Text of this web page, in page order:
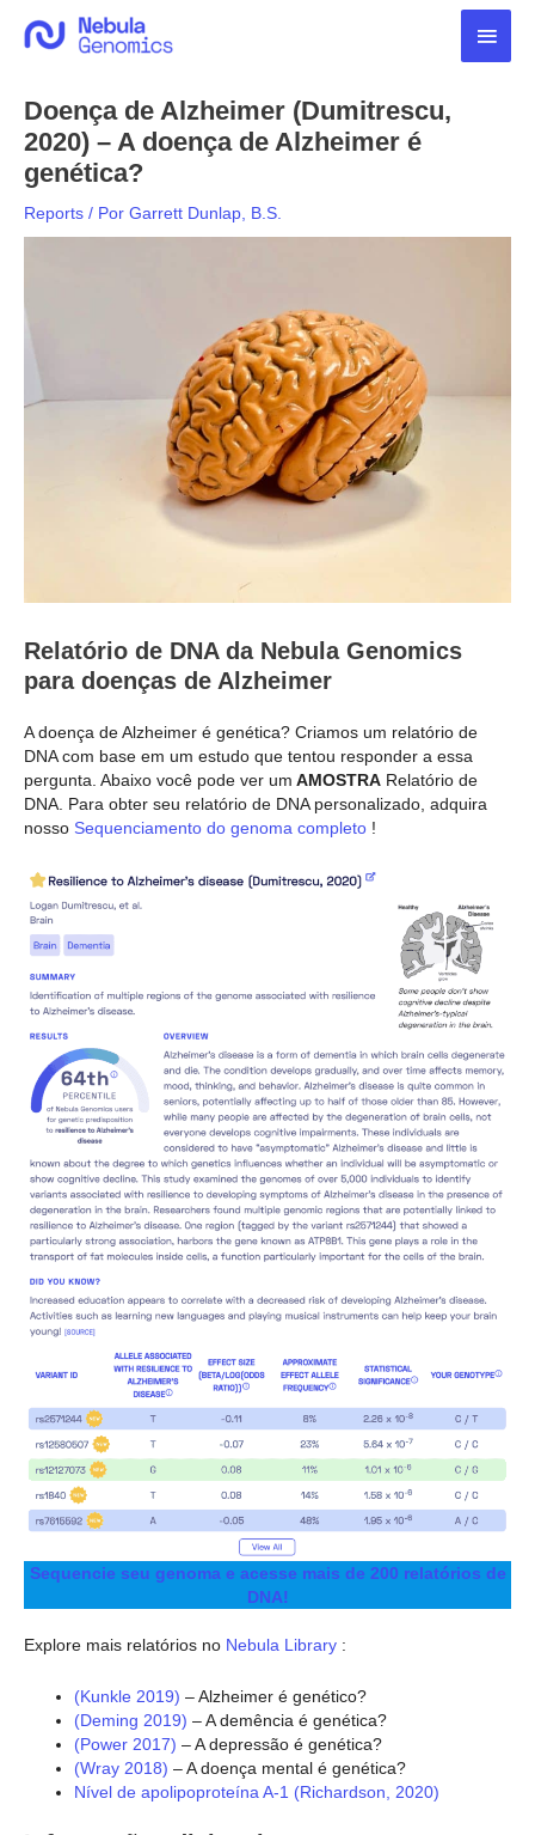
para
Doença de Alzheimer (Dumitrescu,
2020) – A doença de Alzheimer é
genética?
Reports / Por Garrett Dunlap, B.S.
Relatório de DNA da Nebula Genomics
para doenças de Alzheimer
A doença de Alzheimer é genética? Criamos um relatório de
DNA com base em um estudo que tentou responder a essa
pergunta. Abaixo você pode ver um AMOSTRA Relatório de
DNA. Para obter seu relatório de DNA personalizado, adquira
nosso Sequenciamento do genoma completo !
Sequencie seu genoma e acesse mais de 200 relatórios de
DNA!
Explore mais relatórios no Nebula Library :
(Kunkle 2019) – Alzheimer é genético?
(Deming 2019) – A demência é genética?
(Power 2017) – A depressão é genética?
(Wray 2018) – A doença mental é genética?
Nível de apolipoproteína A-1 (Richardson, 2020)